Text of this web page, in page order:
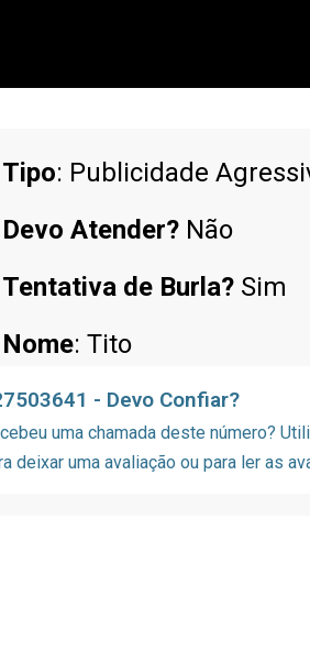
Tipo: Publicidade
Devo Atender? Não
Tentativa de Burla? Sim
Nome: Tito
- Devo Confiar?
uma chamada deste número?
deixar uma avaliação ou para ler as